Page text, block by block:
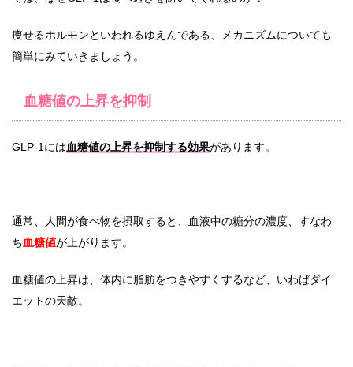
痩せるホルモンといわれるゆえんである、メカニズムについても
簡単にみていきましょう。
血糖値の上昇を抑制
GLP-1には血糖値の上昇を抑制する効果があります。
通常、人間が食べ物を摂取すると、血液中の糖分の濃度、すなわ
ち血糖値が上がります。
血糖値の上昇は、体内に脂肪をつきやすくするなど、いわばダイ
エットの天敵。